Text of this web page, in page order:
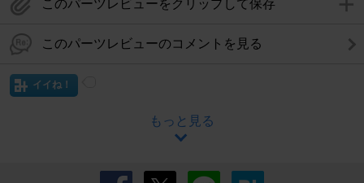
このパーツレビューをクリップして保存
このパーツレビューのコメントを見る
イイね！
もっと見る